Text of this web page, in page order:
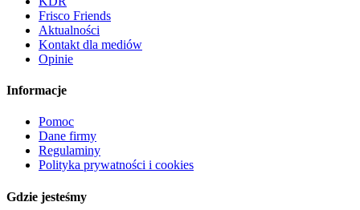
Frisco Friends
Aktualności
Kontakt dla mediów
Opinie
Informacje
Pomoc
Dane firmy
Regulaminy
Polityka prywatności i cookies
Gdzie jesteśmy